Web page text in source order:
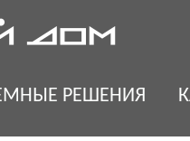
РЕШЕНИЯ